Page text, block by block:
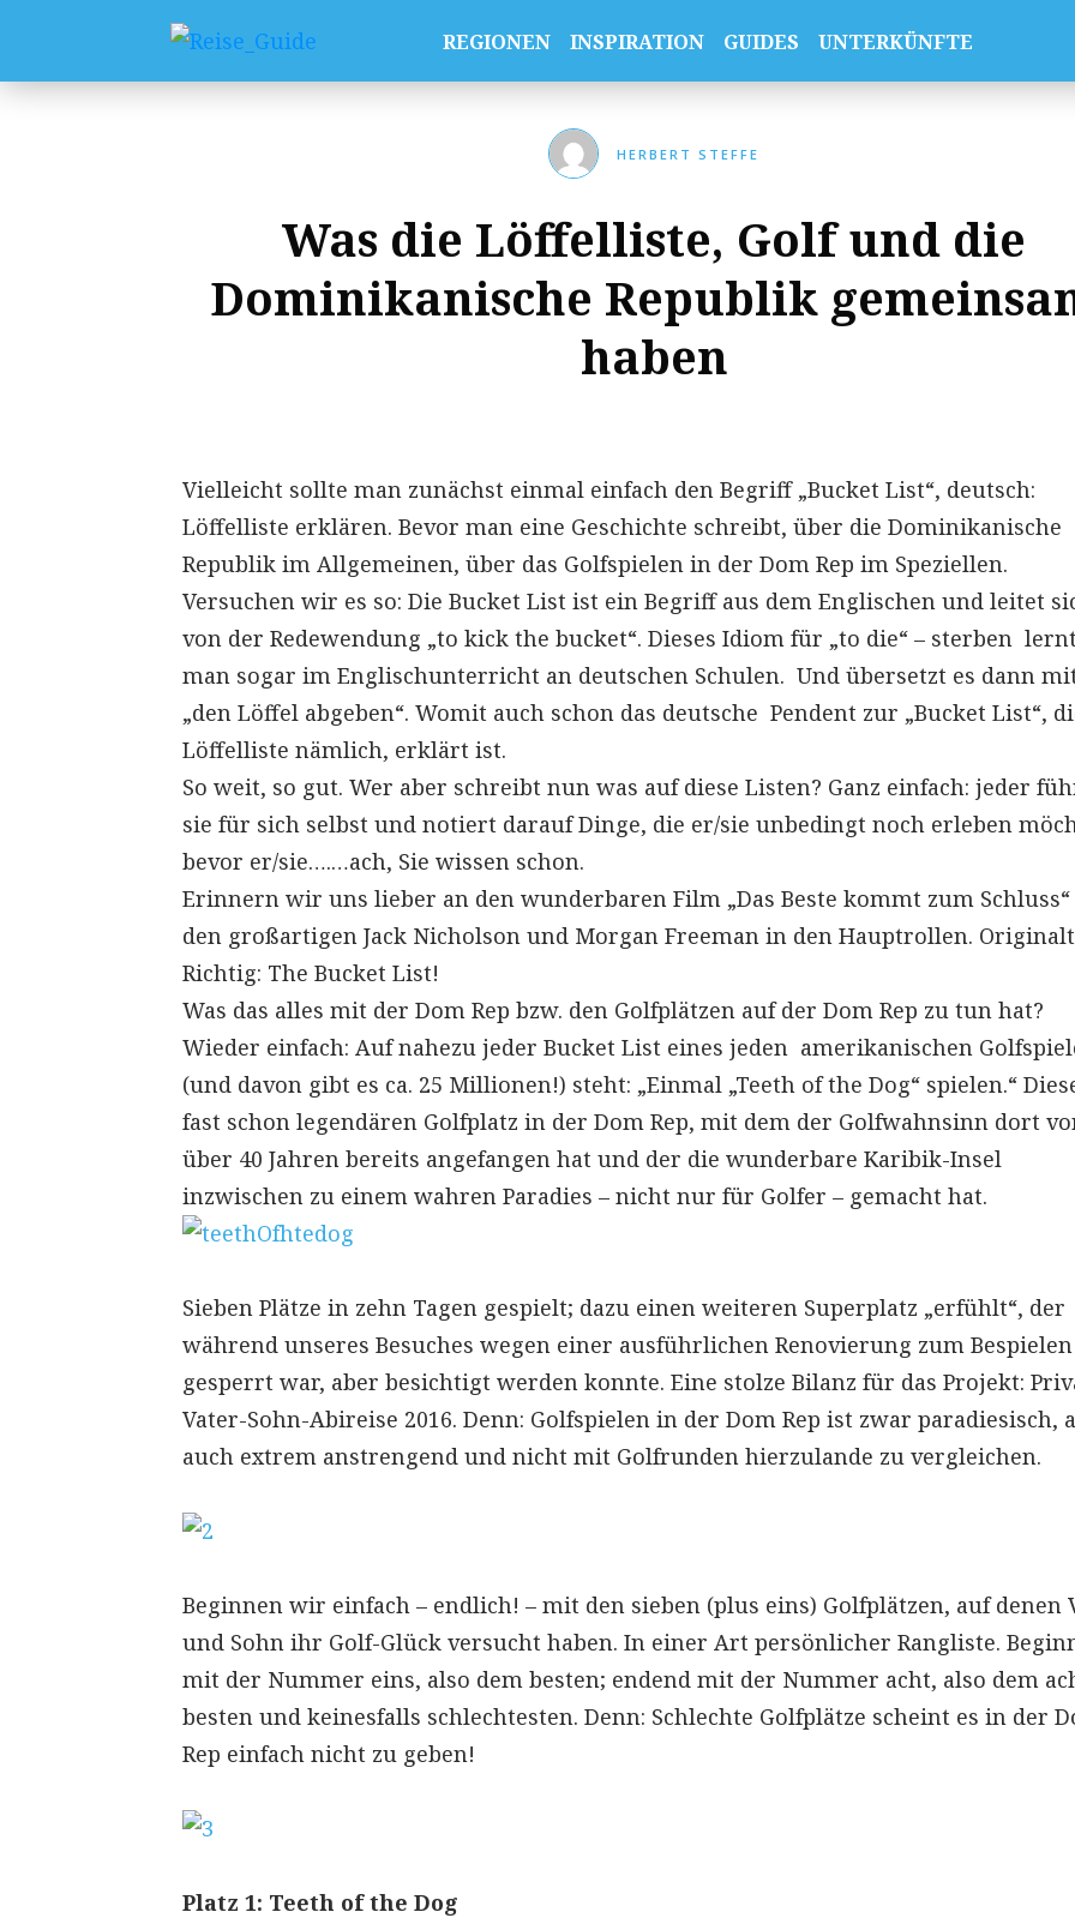
REGIONEN INSPIRATION GUIDES UNTERKÜNFTE
HERBERT STEFFE
Was die Löffelliste, Golf und die
Dominikanische Republik
haben
Vielleicht sollte man zunächst einmal einfach den Begriff „Bucket List“, deutsch:
Löffelliste erklären. Bevor man eine Geschichte schreibt, über die Dominikanische
Republik im Allgemeinen, über das Golfspielen in der Dom Rep im Speziellen.
Versuchen wir es so: Die Bucket List ist ein Begriff aus dem Englischen und leitet
von der Redewendung „to kick the bucket“. Dieses Idiom für „to die“ – sterben
man sogar im Englischunterricht an deutschen Schulen. Und übersetzt es dann
„den Löffel abgeben“. Womit auch schon das deutsche Pendent zur „Bucket List“,
Löffelliste nämlich, erklärt ist.
So weit, so gut. Wer aber schreibt nun was auf diese Listen? Ganz einfach: jeder
sie für sich selbst und notiert darauf Dinge, die er/sie unbedingt noch erleben
bevor er/sie….…ach, Sie wissen schon.
Erinnern wir uns lieber an den wunderbaren Film „Das Beste kommt zum
den großartigen Jack Nicholson und Morgan Freeman in den Hauptrollen.
Richtig: The Bucket List!
Was das alles mit der Dom Rep bzw. den Golfplätzen auf der Dom Rep zu tun hat?
Wieder einfach: Auf nahezu jeder Bucket List eines jeden amerikanischen
(und davon gibt es ca. 25 Millionen!) steht: „Einmal „Teeth of the Dog“ spielen.“
fast schon legendären Golfplatz in der Dom Rep, mit dem der Golfwahnsinn dort
über 40 Jahren bereits angefangen hat und der die wunderbare Karibik-Insel
inzwischen zu einem wahren Paradies – nicht nur für Golfer – gemacht hat.
Sieben Plätze in zehn Tagen gespielt; dazu einen weiteren Superplatz „erfühlt“, der
während unseres Besuches wegen einer ausführlichen Renovierung zum Bespielen
gesperrt war, aber besichtigt werden konnte. Eine stolze Bilanz für das Projekt:
Vater-Sohn-Abireise 2016. Denn: Golfspielen in der Dom Rep ist zwar paradiesisch,
auch extrem anstrengend und nicht mit Golfrunden hierzulande zu vergleichen.
Beginnen wir einfach – endlich! – mit den sieben (plus eins) Golfplätzen, auf denen
und Sohn ihr Golf-Glück versucht haben. In einer Art persönlicher Rangliste.
mit der Nummer eins, also dem besten; endend mit der Nummer acht, also dem
besten und keinesfalls schlechtesten. Denn: Schlechte Golfplätze scheint es in der
Rep einfach nicht zu geben!
Platz 1: Teeth of the Dog